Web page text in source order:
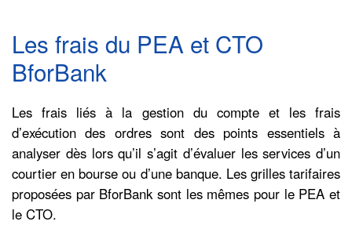
Les frais du PEA et CTO
BforBank
Les frais liés à la gestion du compte et les frais
d’exécution des ordres sont des points essentiels à
analyser dès lors qu’il s’agit d’évaluer les services d’un
courtier en bourse ou d’une banque. Les grilles tarifaires
proposées par BforBank sont les mêmes pour le PEA et
le CTO.